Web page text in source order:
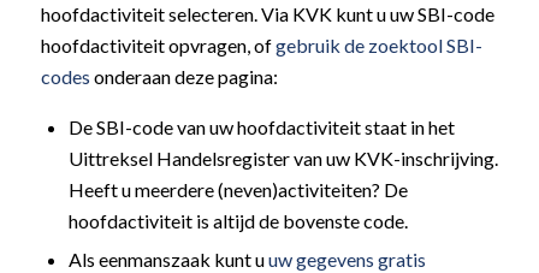
hoofdactiviteit selecteren. Via KVK kunt u uw SBI-code
hoofdactiviteit opvragen, ofgebruik de zoektool SBI-
codes onderaan deze pagina:
De SBI-code van uw hoofdactiviteit staat in het
Uittreksel Handelsregister van uw KVK-inschrijving.
Heeft u meerdere (neven)activiteiten? De
hoofdactiviteit is altijd de bovenste code.
Als eenmanszaak kunt uuw gegevens gratis